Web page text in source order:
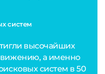
систем
высочайших
а именно
систем в 50